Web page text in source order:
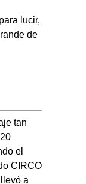
lucir,
de
tan
el
CIRCO
a